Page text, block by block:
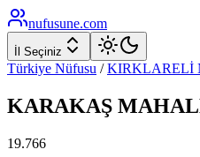
nufusune.com
İl Seçiniz
Türkiye Nüfusu / KIRKLARELİ
KARAKAŞ
19.766